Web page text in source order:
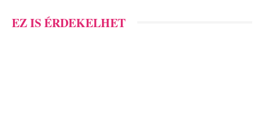
EZ IS ÉRDEKELHET